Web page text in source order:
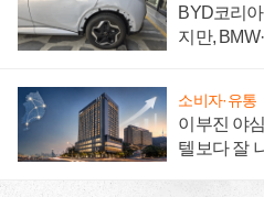
BYD코리
지만,
소비자·유통
이부진 야
텔보다 잘